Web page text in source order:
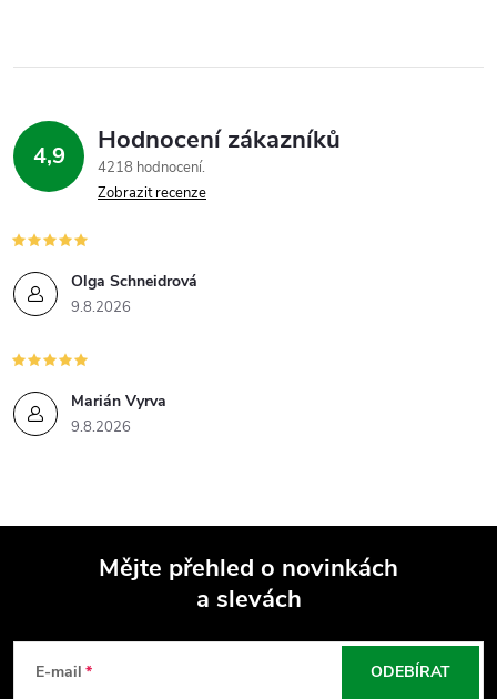
v
y
v
ý
p
s
u
4,9 Hodnocení zákazníků
4218 hodnocení
Zobrazit recenze
Olga Schneidrová
9.8.2026
Marián Vyrva
9.8.2026
Mějte přehled o novinkách
a slevách
E-mail ODEBÍRAT